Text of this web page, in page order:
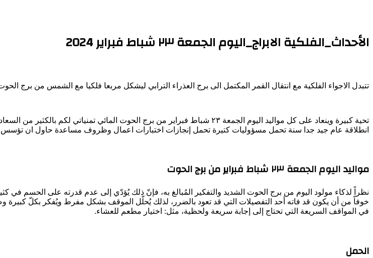
الأحداث_الفلكية الابراج_اليوم الجمعة ٢٣ شباط فبراير 2024
تتبدل الاجواء الفلكية مع انتقال القمر المكتمل الى برج العذراء الترابي ليشكل مربعا فلكيا مع الشمس من برج
تحية كبيرة وينعاد على كل مواليد اليوم الجمعة ٢٣ شباط فبراير من برج الحوت المائي
انطلاقة عام جيد جدا سنة تحمل مسؤوليات كتيرة تحمل إنجازات اختبارات اعمال وظروف مساعدة حاول ان تؤسس
مواليد اليوم الجمعة ٢٣ شباط فبراير من برج الحوت
نظراً لذكاء مولود اليوم من برج الحوت الشديد والتفكير المُبالغ به، فإنّ ذلك يُؤدّي إلى عدم قدرته على الحسم في
خوفاً من أن يكون قد فاته أحد التفصيلات التي قد تعود بالضرر، لذلك يُحلّل الموقف بشكل مفرط ويُفكر بكلّ
في المواقف السريعة التي تحتاج إلى إجابة سريعة ولحظية، مثل: اختيار مطعم للعشاء.
الحمل